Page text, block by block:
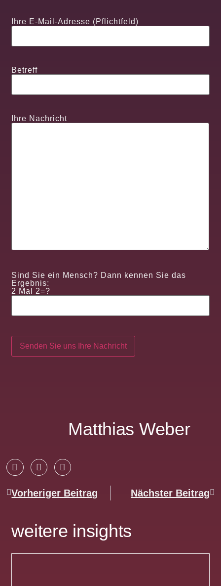
Ihre E-Mail-Adresse (Pflichtfeld)
Betreff
Ihre Nachricht
Sind Sie ein Mensch? Dann kennen Sie das
Ergebnis:
2 Mal 2=?
Matthias Weber
Vorheriger Beitrag Nächster Beitrag
weitere insights